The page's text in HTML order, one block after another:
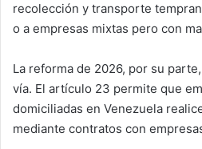
recolección y transporte
o a empresas mixtas pero con
La reforma de 2026, por su
vía. El artículo 23 permite que
domiciliadas en Venezuela
mediante contratos con